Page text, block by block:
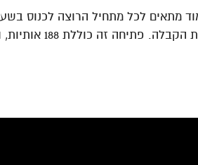
מתאים לכל מתחיל הרוצה לכנוס
הסולם את הקורא שלב